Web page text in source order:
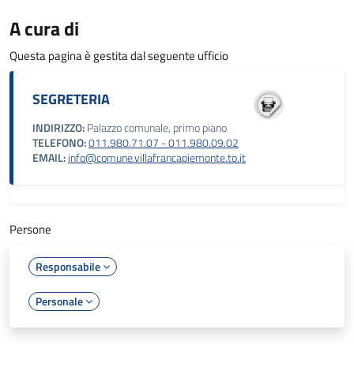
A cura di
Questa pagina è gestita dal seguente ufficio
SEGRETERIA
INDIRIZZO:Palazzo comunale, primo piano
TELEFONO:011.980.71.07 - 011.980.09.02
EMAIL:info@comune.villafrancapiemonte.to.it
Persone
Responsabile
Personale